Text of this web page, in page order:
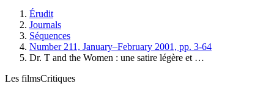
Érudit
Journals
Séquences
Number 211, January–February 2001, pp. 3-64
Dr. T and the Women : une satire légère et …
Les filmsCritiques